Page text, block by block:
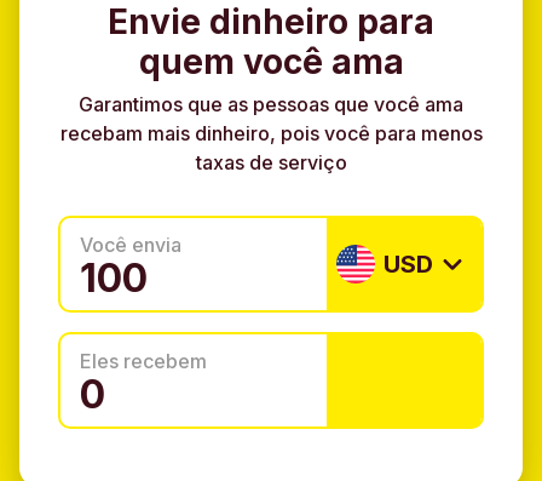
Envie dinheiro para
quem você ama
Garantimos que as pessoas que você ama
recebam mais dinheiro, pois você para menos
taxas de serviço
Você envia
USD
Eles recebem